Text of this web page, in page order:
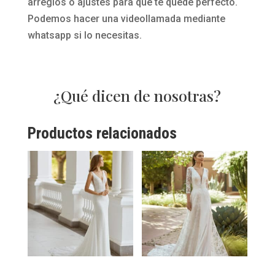
arreglos o ajustes para que te quede perfecto.
Podemos hacer una videollamada mediante
whatsapp si lo necesitas.
¿Qué dicen de nosotras?
Productos relacionados